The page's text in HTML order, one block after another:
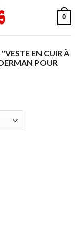
0
EN CUIR À
POUR